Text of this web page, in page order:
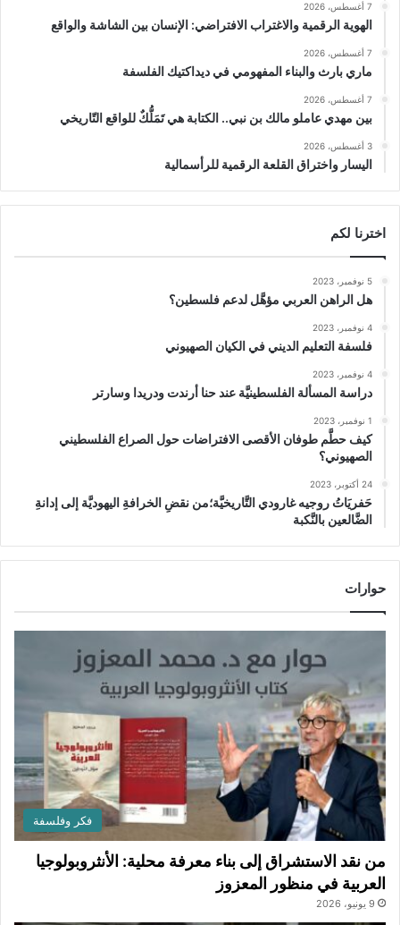
7 أغسطس، 2026
الهوية الرقمية والاغتراب الافتراضي: الإنسان بين الشاشة والواقع
7 أغسطس، 2026
ماري بارث والبناء المفهومي في ديداكتيك الفلسفة
7 أغسطس، 2026
بين مهدي عاملو مالك بن نبي.. الكتابة هي تَمَلُّكٌ للواقع التّاريخي
3 أغسطس، 2026
اليسار واختراق القلعة الرقمية للرأسمالية
اخترنا لكم
5 نوفمبر، 2023
هل الراهن العربي مؤهَّل لدعم فلسطين؟
4 نوفمبر، 2023
فلسفة التعليم الديني في الكيان الصهيوني
4 نوفمبر، 2023
دراسة المسألة الفلسطينيَّة عند حنا أرندت ودريدا وسارتر
1 نوفمبر، 2023
كيف حطَّم طوفان الأقصى الافتراضات حول الصراع الفلسطيني
الصهيوني؟
24 أكتوبر، 2023
حَفريَاتُ روجيه غارودي التَّاريخيَّة؛من نقضِ الخرافةِ اليهوديَّة إلى إدانةِ
الضَّالعين بالنَّكبة
حوارات
فكر وفلسفة
من نقد الاستشراق إلى بناء معرفة محلية: الأنثروبولوجيا
العربية في منظور المعزوز
9 يونيو، 2026